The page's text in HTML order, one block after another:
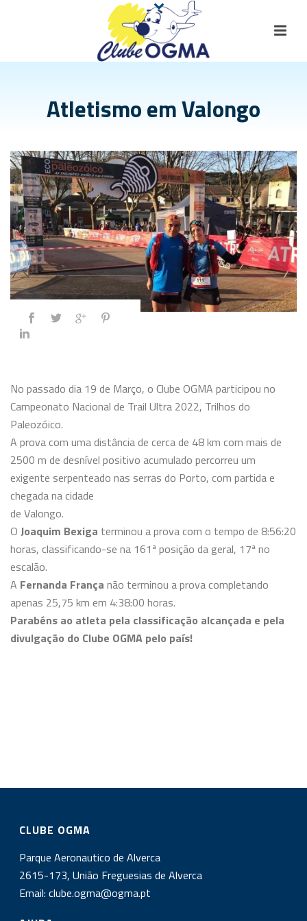
Atletismo em Valongo
No passado dia 19 de Março, o Clube OGMA participou no
Campeonato Nacional de Trail Ultra 2022, Trilhos do
Paleozóico.
A prova com uma distância de cerca de 48 km com mais de
2500 m de desnível positivo acumulado percorreu um
exigente serpenteado nas serras do Porto, com partida e
chegada na cidade
de Valongo.
O Joaquim Bexiga terminou a prova com o tempo de 8:56:20
horas, classificando-se na 161ª posição da geral, 17ª no
escalão.
A Fernanda França não terminou a prova completando
apenas 25,75 km em 4:38:00 horas.
Parabéns ao atleta pela classificação alcançada e pela
divulgação do Clube OGMA pelo país!
CLUBE OGMA
Parque Aeronautico de Alverca
2615-173, União Freguesias de Alverca
Email:clube.ogma@ogma.pt